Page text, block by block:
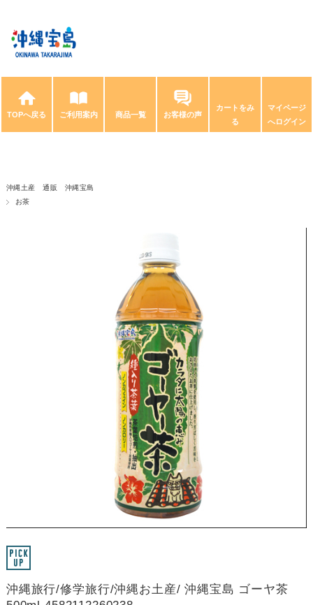
TOPへ戻る ご利用案内 商品一覧 お客様の声
カートをみ
る
マイページ
へログイン
沖縄土産 通販 沖縄宝島
お茶
沖縄旅行/修学旅行/沖縄お土産/ 沖縄宝島 ゴーヤ茶